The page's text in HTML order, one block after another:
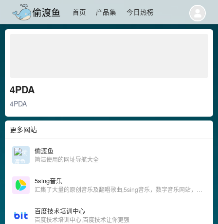
首页 产品集 今日热榜
4PDA
4PDA
更多网站
偷渡鱼
简洁使用的网址导航大全
5sing音乐
百度技术培训中心
百度技术培训中心,百度技术让你更强